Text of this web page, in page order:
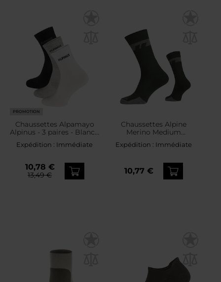
PROMOTION
Chaussettes Alpamayo
Alpinus - 3 paires - Blanc /
Noir / Gris
Expédition : Immédiate
10,78 €
13,49 €
Chaussettes Alpine
Merino Medium
Pentagon - Olive
Expédition : Immédiate
10,77 €